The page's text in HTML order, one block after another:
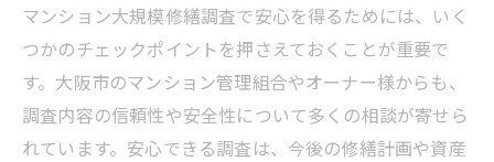
マンション大規模修繕調査で安心を得るためには、いく
つかのチェックポイントを押さえておくことが重要で
す。大阪市のマンション管理組合やオーナー様からも、
調査内容の信頼性や安全性について多くの相談が寄せら
れています。安心できる調査は、今後の修繕計画や資産